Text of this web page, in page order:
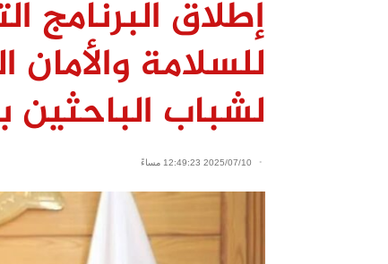
إطلاق البرنامج
للسلامة
لشباب الباحثين
2025/07/10 12:49:23 مساءً